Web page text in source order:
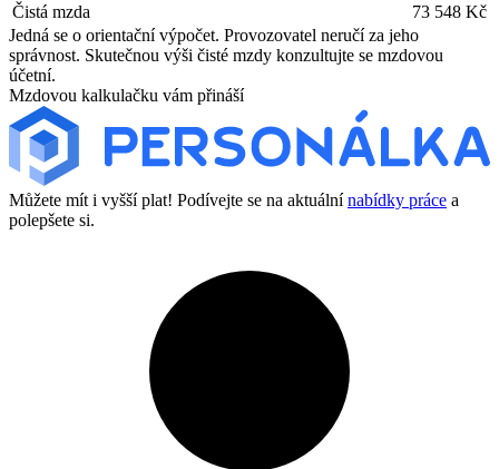
Čistá mzda
73 548 Kč
Jedná se o orientační výpočet. Provozovatel neručí za jeho
správnost. Skutečnou výši čisté mzdy konzultujte se mzdovou
účetní.
Mzdovou kalkulačku vám přináší
Můžete mít i vyšší plat! Podívejte se na aktuálnínabídky práce a
polepšete si.